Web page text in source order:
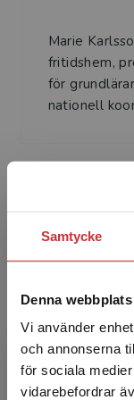
Samtycke
Denna
Vi använder
och annonserna
för sociala
vidarebefordrar
Marie
fritidshem,
för
nationell
fritidshem,